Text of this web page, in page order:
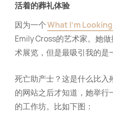
活着的葬礼体验
因为一个What I'm
Emily Cross的艺术家。她
术展览，但是最吸引我的是
死亡助产士？这是什么比入
的网站之后才知道，她举
的工作坊。比如下图：